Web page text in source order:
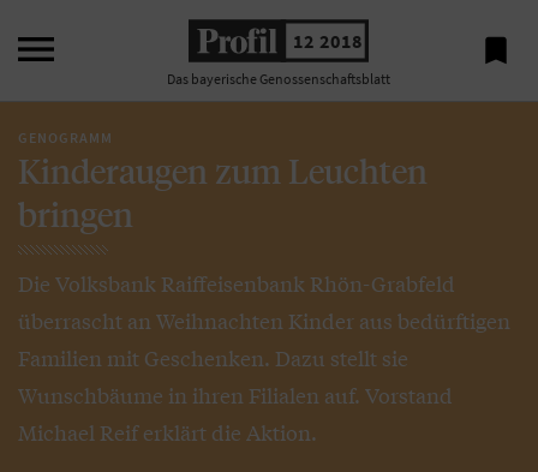
 12 2018
Das bayerische Genossenschaftsblatt

GENOGRAMM
Kinderaugen zum Leuchten
bringen
Die Volksbank Raiffeisenbank Rhön-Grabfeld
überrascht an Weihnachten Kinder aus bedürftigen
Familien mit Geschenken. Dazu stellt sie
Wunschbäume in ihren Filialen auf. Vorstand
Michael Reif erklärt die Aktion.